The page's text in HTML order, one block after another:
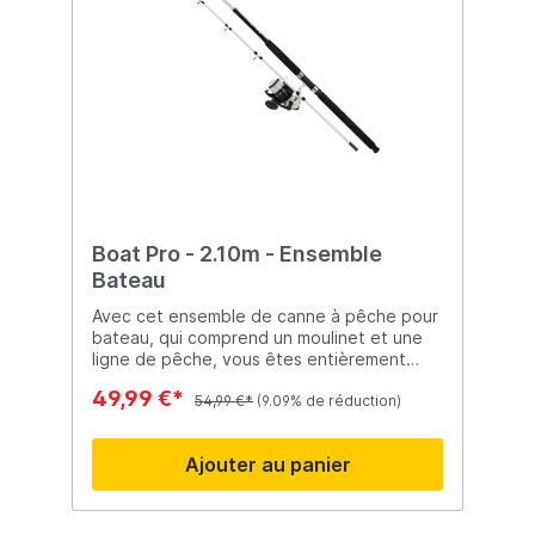
Boat Pro - 2.10m - Ensemble
Bateau
Avec cet ensemble de canne à pêche pour
bateau, qui comprend un moulinet et une
ligne de pêche, vous êtes entièrement
!L'ensemble de canne à pêche pour bateau
convient aussi bien aux débutants qu'aux
pêcheurs en mer plus expérimentés. À ce
prix avantageux et avec cet ensemble
complet, louer des cannes à pêche et
49,99 €* 54,99 €* (9.09% de réduction)
Ajouter au panier